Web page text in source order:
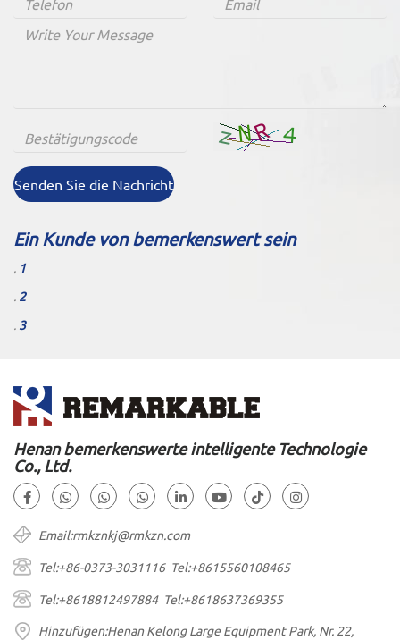
Senden Sie die Nachricht
Ein Kunde von bemerkenswert sein
. 1
. 2
. 3
Henan bemerkenswerte intelligente Technologie
Co., Ltd.
Email:rmkznkj@rmkzn.com
Tel:+86-0373-3031116 Tel:+8615560108465
Tel:+8618812497884 Tel:+8618637369355
Hinzufügen:Henan Kelong Large Equipment Park, Nr. 22,